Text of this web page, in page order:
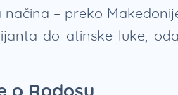
– preko
do atinske luke,
o Rodosu